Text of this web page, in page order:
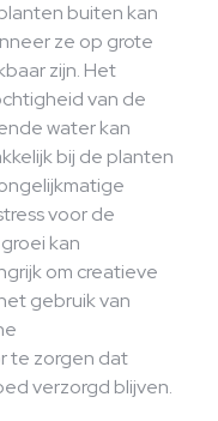
buiten kan
ze op grote
zijn. Het
van de
water kan
bij de planten
voor de
kan
om creatieve
gebruik van
te zorgen dat
verzorgd blijven.